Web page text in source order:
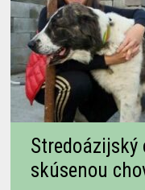
Stredoázijský
skúsenou